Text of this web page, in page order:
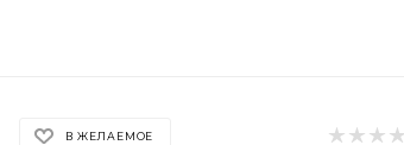
В ЖЕЛАЕМОЕ